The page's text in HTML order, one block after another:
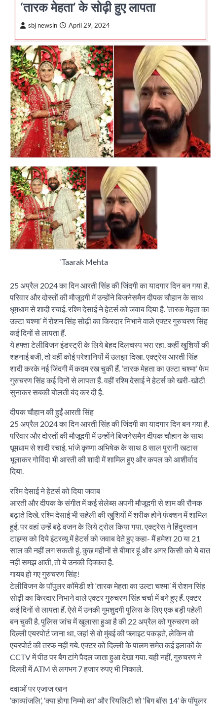
‘तारक मेहता’ के सोढ़ी हुए लापता
sbj newsin April 29, 2024
‘Taarak Mehta
25 अप्रैल 2024 का दिन आरती सिंह की जिंदगी का यादगार दिन बन गया है.
परिवार और दोस्तों की मौजूदगी में उन्होंने बिजनेसमैन दीपक चौहान के साथ
धूमधाम से शादी रचाई. रश्मि देसाई ने हेटर्स को जवाब दिया है. ‘तारक मेहता का
उल्टा चश्मा’ में रोशन सिंह सोढ़ी का किरदार निभाने वाले एक्टर गुरुचरण सिंह
कई दिनों से लापता हैं.
ये हफ्ता टेलीविजन इंडस्ट्री के लिये बेहद दिलचस्प भरा रहा. कहीं खुशियों की
शहनाई बजी, तो वहीं कोई परेशानियों में उलझा दिखा. एक्ट्रेस आरती सिंह
शादी करके नई जिंदगी में कदम रख चुकी हैं. ‘तारक मेहता का उल्टा चश्मा’ फेम
गुरुचरण सिंह कई दिनों से लापता हैं. वहीं रश्मि देसाई ने हेटर्स को खरी-खोटी
सुनाकर सबकी बोलती बंद कर दी है.
दीपक चौहान की हुईं आरती सिंह
25 अप्रैल 2024 का दिन आरती सिंह की जिंदगी का यादगार दिन बन गया है.
परिवार और दोस्तों की मौजूदगी में उन्होंने बिजनेसमैन दीपक चौहान के साथ
धूमधाम से शादी रचाई. भांजे कृष्णा अभिषेक के साथ 8 साल पुरानी खटास
भूलाकर गोविंदा भी आरती की शादी में शामिल हुए और कपल को आशीर्वाद
दिया.
रश्मि देसाई ने हेटर्स को दिया जवाब
आरती और दीपक के संगीत में कई सेलेब्स अपनी मौजूदगी से शाम की रौनक
बढ़ाते दिखे. रश्मि देसाई भी सहेली की खुशियों में शरीक होने फंक्शन में शामिल
हुईं. पर वहां उन्हें बढ़े वजन के लिये ट्रोल किया गया. एक्ट्रेस ने हिंदुस्तान
टाइम्स को दिये इंटरव्यू में हेटर्स को जवाब देते हुए कहा- मैं हमेशा 20 या 21
साल की नहीं लग सकती हूं. कुछ महीनों से बीमार हूं और अगर किसी को ये बात
नहीं समझ आती, तो ये उनकी दिक्कत है.
गायब हो गए गुरुचरण सिंह!
टेलीविजन के पॉपुलर कॉमेडी शो ‘तारक मेहता का उल्टा चश्मा’ में रोशन सिंह
सोढ़ी का किरदार निभाने वाले एक्टर गुरुचरण सिंह चर्चा में बने हुए हैं. एक्टर
कई दिनों से लापता हैं. ऐसे में उनकी गुमशुदगी पुलिस के लिए एक बड़ी पहेली
बन चुकी है. पुलिस जांच में खुलासा हुआ है की 22 अप्रैल को गुरुचरण को
दिल्ली एयरपोर्ट जाना था, जहां से वो मुंबई की फ्लाइट पकड़ते, लेकिन वो
एयरपोर्ट की तरफ नहीं गये. एक्टर को दिल्ली के पालम समेत कई इलाकों के
CCTV में पीठ पर बैग टांगे पैदल जाता हुआ देखा गया. यही नहीं, गुरुचरण ने
दिल्ली में ATM से लगभग 7 हजार रुपए भी निकाले.
दवाओं पर एजाज खान
‘काव्यांजलि’, ‘क्या होगा निम्मो का’ और रियलिटी शो ‘बिग बॉस 14’ के पॉपुलर